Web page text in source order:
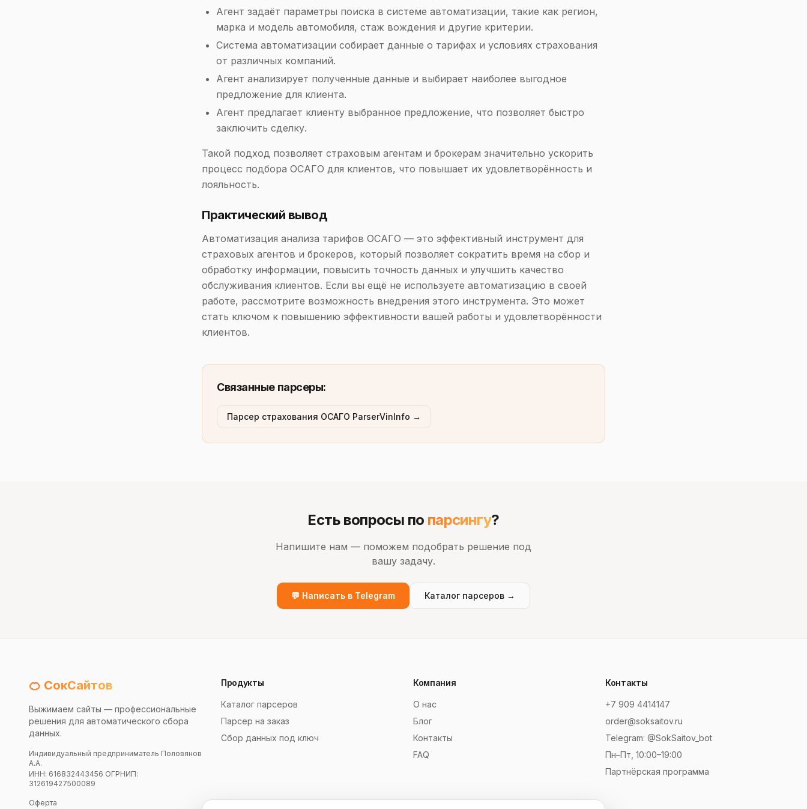
Агент задаёт параметры поиска в системе автоматизации, такие как регион,
марка и модель автомобиля, стаж вождения и другие критерии.
Система автоматизации собирает данные о тарифах и условиях страхования
от различных компаний.
Агент анализирует полученные данные и выбирает наиболее выгодное
предложение для клиента.
Агент предлагает клиенту выбранное предложение, что позволяет быстро
заключить сделку.
Такой подход позволяет страховым агентам и брокерам значительно ускорить
процесс подбора ОСАГО для клиентов, что повышает их удовлетворённость и
лояльность.
Практический вывод
Автоматизация анализа тарифов ОСАГО — это эффективный инструмент для
страховых агентов и брокеров, который позволяет сократить время на сбор и
обработку информации, повысить точность данных и улучшить качество
обслуживания клиентов. Если вы ещё не используете автоматизацию в своей
работе, рассмотрите возможность внедрения этого инструмента. Это может
стать ключом к повышению эффективности вашей работы и удовлетворённости
клиентов.
Связанные парсеры:
Парсер страхования ОСАГО ParserVinInfo →
Есть вопросы по парсингу?
Напишите нам — поможем подобрать решение под
вашу задачу.
💬 Написать в Telegram Каталог парсеров →
🍊 СокСайтов
Выжимаем сайты — профессиональные
решения для автоматического сбора
данных.
Индивидуальный предприниматель Половянов
А.А.
ИНН: 616832443456 ОГРНИП:
312619427500089
Оферта
Продукты
Каталог парсеров
Парсер на заказ
Сбор данных под ключ
Компания
О нас
Блог
Контакты
FAQ
Контакты
+7 909 4414147
order@soksaitov.ru
Telegram: @SokSaitov_bot
Пн–Пт, 10:00–19:00
Партнёрская программа